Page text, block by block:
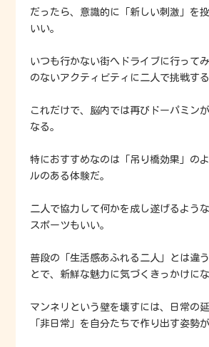
だったら、意識的に「新しい刺激」を
いい。
いつも行かない街へドライブに行って
のないアクティビティに二人で挑戦する
これだけで、脳内では再びドーパミン
なる。
特におすすめなのは「吊り橋効果」の
ルのある体験だ。
二人で協力して何かを成し遂げるよう
スポーツもいい。
普段の「生活感あふれる二人」とは違
とで、新鮮な魅力に気づくきっかけにな
マンネリという壁を壊すには、日常の
「非日常」を自分たちで作り出す姿勢